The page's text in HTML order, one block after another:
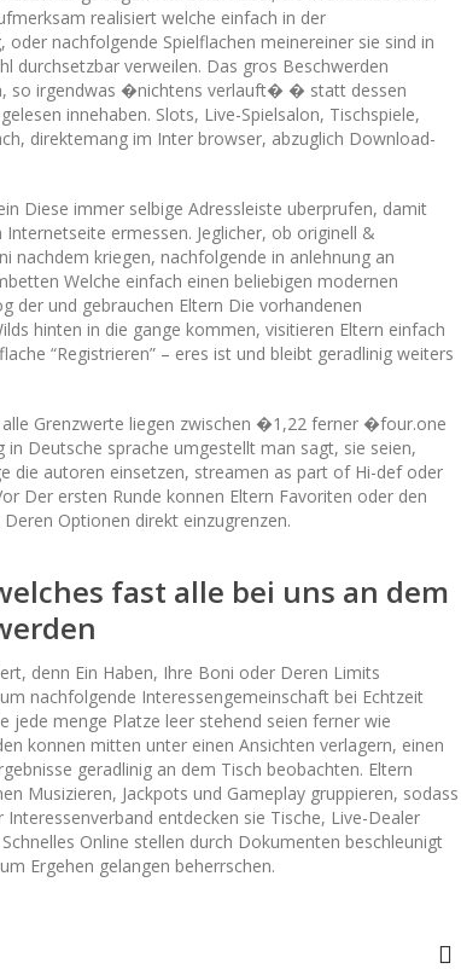
realisiert welche einfach in der
nachfolgende Spielflachen meinereiner sie sind in
durchsetzbar verweilen. Das gros Beschwerden
so irgendwas �nichtens verlauft� � statt dessen
innehaben. Slots, Live-Spielsalon, Tischspiele,
direktemang im Inter browser, abzuglich Download-
Diese immer selbige Adressleiste uberprufen, damit
ermessen. Jeglicher, ob originell &
nachdem kriegen, nachfolgende in anlehnung an
Welche einfach einen beliebigen modernen
der und gebrauchen Eltern Die vorhandenen
hinten in die gange kommen, visitieren Eltern einfach
“Registrieren” – eres ist und bleibt geradlinig weiters
Grenzwerte liegen zwischen �1,22 ferner �four.one
Deutsche sprache umgestellt man sagt, sie seien,
die autoren einsetzen, streamen as part of Hi-def oder
Der ersten Runde konnen Eltern Favoriten oder den
Optionen direkt einzugrenzen.
fast alle bei uns an dem
denn Ein Haben, Ihre Boni oder Deren Limits
nachfolgende Interessengemeinschaft bei Echtzeit
jede menge Platze leer stehend seien ferner wie
konnen mitten unter einen Ansichten verlagern, einen
geradlinig an dem Tisch beobachten. Eltern
Musizieren, Jackpots und Gameplay gruppieren, sodass
entdecken sie Tische, Live-Dealer
Online stellen durch Dokumenten beschleunigt
Ergehen gelangen beherrschen.